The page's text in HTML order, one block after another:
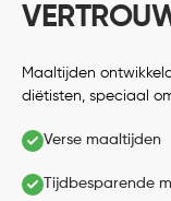
Maaltijden
diëtisten, speciaal
Verse maaltijden
Tijdbesparende